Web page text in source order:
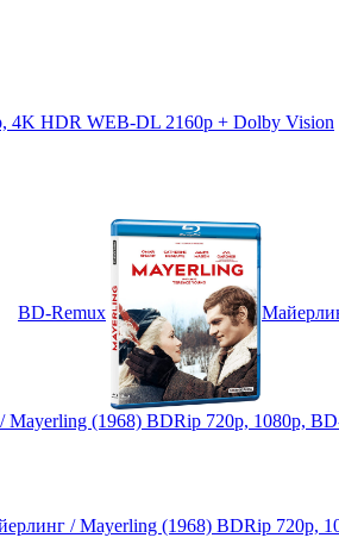
4K HDR WEB-DL 2160p + Dolby Vision
BD-Remux
/ Mayerling (1968) BDRip 720p,